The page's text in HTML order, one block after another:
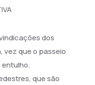
dos
vez que o passeio
que são